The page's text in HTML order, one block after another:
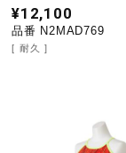
¥12,100
品番 N2MAD769
耐久